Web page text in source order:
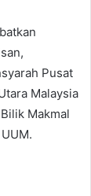
Pusat
Malaysia
Makmal